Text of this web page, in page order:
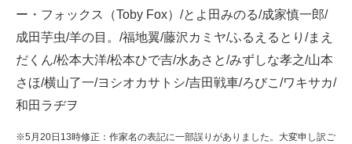
建設×テクノロジーの最前線
ちょっと気になるネットの話題
ー・フォックス（Toby Fox）/とよ田みのる/成家慎一郎/
成田芋虫/羊の目。/福地翼/藤沢カミヤ/ふるえるとり/まえ
だくん/松本大洋/松本ひで吉/水あさと/みずしな孝之/山本
さほ/横山了一/ヨシオカサトシ/吉田戦車/ろびこ/ワキサカ/
和田ラヂヲ
※5月20日13時修正：作家名の表記に一部誤りがありました。大変申し訳ご